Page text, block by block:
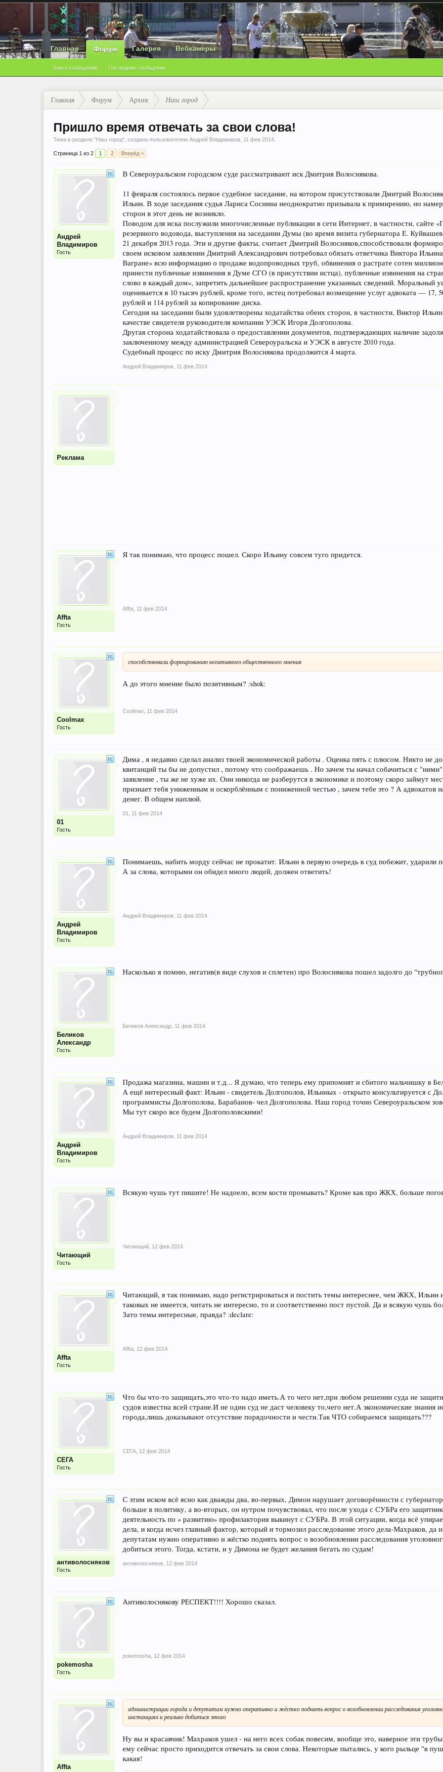
Главная Форум
Поиск сообщений Последние сообщения
Галерея Вебкамеры
Главная Форум Архив Наш город
Пришло время отвечать за свои слова!
Тема в разделе "Наш город", создана пользователем Андрей Владимиров 11 фев 2014
Страница 1 из 2 1 2 Вперёд >
Андрей
Владимиров
Гость
В Североуральском городском суде рассматривают иск Дмитрия Волоснякова.
11 февраля состоялось первое судебное заседание, на котором присутствовали Дмитрий
Ильин. В ходе заседания судья Лариса Соснина неоднократно призывала к примирению, но
сторон в этот день не возникло.
Поводом для иска послужили многочисленные публикации в сети Интернет, в частности, сайте
резервного водовода, выступления на заседании Думы (во время визита губернатора Е.
21 декабря 2013 года. Эти и другие факты, считает Дмитрий Волосняков,способствовали
своем исковом заявлении Дмитрий Александрович потребовал обязать ответчика Виктора
Вагране» всю информацию о продаже водопроводных труб, обвинения о растрате сотен
принести публичные извинения в Думе СГО (в присутствии истца), публичные извинения на
слово в каждый дом», запретить дальнейшее распространение указанных сведений.
оценивается в 10 тысяч рублей, кроме того, истец потребовал возмещение услуг адвоката —
рублей и 114 рублей за копирование диска.
Сегодня на заседании были удовлетворены ходатайства обеих сторон, в частности, Виктор
качестве свидетеля руководителя компании УЭСК Игоря Долгополова.
Другая сторона ходатайствовала о предоставлении документов, подтверждающих наличие
заключенному между администрацией Североуральска и УЭСК в августе 2010 года.
Судебный процесс по иску Дмитрия Волоснякова продолжится 4 марта.
Андрей Владимиров 11 фев 2014
Реклама
Affta
Гость
Я так понимаю, что процесс пошел. Скоро Ильину совсем туго придется.
Affta 11 фев 2014
Coolmax
Гость
способствовали формированию негативного общественного мнения
А до этого мнение было позитивным? :shok:
Coolmax 11 фев 2014
01
Гость
Дима , я недавно сделал анализ твоей экономической работы . Оценка пять с плюсом. Никто не
квитанций ты бы не допустил , потому что соображаешь . Но зачем ты начал собачиться с
заявление , ты же не хуже их. Они никогда не разберутся в экономике и поэтому скоро займут
признает тебя униженным и оскорблённым с пониженной честью , зачем тебе это ? А адвокатов
денег. В общем наплюй.
01 11 фев 2014
Андрей
Владимиров
Гость
Понимаешь, набить морду сейчас не прокатит. Ильин в первую очередь в суд побежит, ударили
А за слова, которыми он обидел много людей, должен ответить!
Андрей Владимиров 11 фев 2014
Беликов
Александр
Гость
Насколько я помню, негатив(в виде слухов и сплетен) про Волоснякова пошел задолго до
Беликов Александр 11 фев 2014
Андрей
Владимиров
Гость
Продажа магазина, машин и т.д... Я думаю, что теперь ему припомнят и сбитого мальчишку в
А ещё интересный факт: Ильин - свидетель Долгополов, Ильиных - открыто консультируется с
программисты Долгополова, Барабанов- чел Долгополова. Наш город точно Североуральском
Мы тут скоро все будем Долгополовскими!
Андрей Владимиров 11 фев 2014
Читающий
Гость
Всякую чушь тут пишите! Не надоело, всем кости промывать? Кроме как про ЖКХ, больше
Читающий 12 фев 2014
Affta
Гость
Читающий, я так понимаю, надо регистрироваться и постить темы интереснее, чем ЖКХ, Ильин
таковых не имеется, читать не интересно, то и соответственно пост пустой. Да и всякую
Зато темы интересные, правда? :declare:
Affta 12 фев 2014
СЕГА
Гость
Что бы что-то защищать,это что-то надо иметь.А то чего нет,при любом решении суда не
судов известна всей стране.И не один суд не даст человеку то,чего нет.А экономические знания
города,лишь доказывают отсутствие порядочности и чести.Так ЧТО собираемся защищать???
СЕГА 12 фев 2014
антиволосняков
Гость
С этим иском всё ясно как дважды два, во-первых, Димон нарушает договорённости с
больше в политику, а во-вторых, он нутром почувствовал, что после ухода с СУБРа его
деятельность по « развитию» профилактория выкинут с СУБРа. В этой ситуации, когда всё
дела, и когда исчез главный фактор, который и тормозил расследование этого дела-Махраков,
депутатам нужно оперативно и жёстко поднять вопрос о возобновлении расследования
добиться этого. Тогда, кстати, и у Димона не будет желания бегать по судам!
антиволосняков 12 фев 2014
pokemosha
Гость
Антиволоснякову РЕСПЕКТ!!!! Хорошо сказал.
pokemosha 12 фев 2014
Affta
администрации города и депутатам нужно оперативно и жёстко поднять вопрос о возобновлении расследования
инстанциях и реально добиться этого
Ну вы и красавчик! Махраков ушел - на него всех собак повесим, вообще это, наверное эти
ему сейчас просто приходится отвечать за свои слова. Некоторые пытались, у кого рыльце "в
какая!